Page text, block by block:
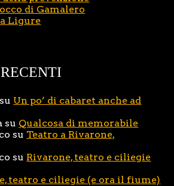
di Gamalero
Ligure
su Un po’ di cabaret anche ad
su Qualcosa di memorabile
su Teatro a Rivarone,
su Rivarone, teatro e ciliegie
teatro e ciliegie (e ora il fiume)